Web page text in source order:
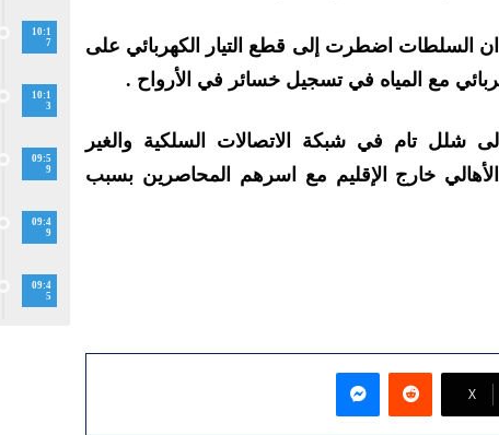
السلطات اضطرت إلى قطع التيار الكهربائي على
مع المياه في تسجيل خسائر في الأرواح .
شلل تام في شبكة الاتصالات السلكية والغير
خارج الإقليم مع اسرهم المحاصرين بسبب
‫X
ماسنجر
10:1
7
10:1
3
09:5
9
09:4
9
09:4
5